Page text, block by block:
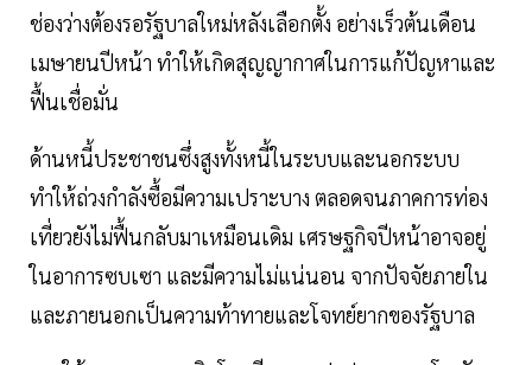
ช่องว่างต้องรอรัฐบาลใหม่หลังเลือกตั้ง อย่างเร็วต้นเดือน
เมษายนปีหน้า ทำให้เกิดสุญญากาศในการแก้ปัญหาและ
ฟื้นเชื่อมั่น
ด้านหนี้ประชาชนซึ่งสูงทั้งหนี้ในระบบและนอกระบบ
ทำให้ถ่วงกำลังซื้อมีความเปราะบาง ตลอดจนภาคการท่อง
เที่ยวยังไม่ฟื้นกลับมาเหมือนเดิม เศรษฐกิจปีหน้าอาจอยู่
ในอาการซบเซา และมีความไม่แน่นอน จากปัจจัยภายใน
และภายนอกเป็นความท้าทายและโจทย์ยากของรัฐบาล